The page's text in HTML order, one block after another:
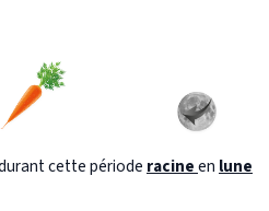
cette période racineen lune